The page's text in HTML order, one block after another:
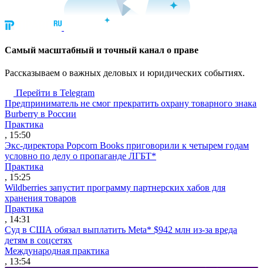
Cамый масштабный и точный канал о праве
Рассказываем о важных деловых и юридических событиях.
Перейти в Telegram
Предприниматель не смог прекратить охрану товарного знака
Burberry в России
Практика
, 15:50
Экс-директора Popcorn Books приговорили к четырем годам
условно по делу о пропаганде ЛГБТ*
Практика
, 15:25
Wildberries запустит программу партнерских хабов для
хранения товаров
Практика
, 14:31
Суд в США обязал выплатить Meta* $942 млн из-за вреда
детям в соцсетях
Международная практика
, 13:54